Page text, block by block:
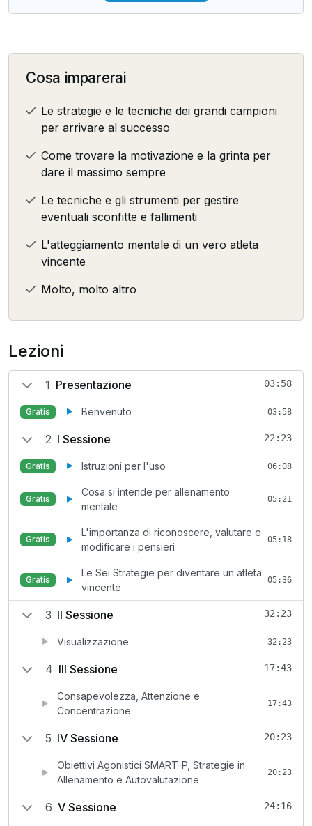
Cosa imparerai
Le strategie e le tecniche dei grandi campioni
per arrivare al successo
Come trovare la motivazione e la grinta per
dare il massimo sempre
Le tecniche e gli strumenti per gestire
eventuali sconfitte e fallimenti
L'atteggiamento mentale di un vero atleta
vincente
Molto, molto altro
Lezioni
1 Presentazione 03:58
Gratis Benvenuto 03:58
2 I Sessione 22:23
Gratis Istruzioni per l'uso 06:08
Gratis
Cosa si intende per allenamento
mentale
05:21
Gratis
L'importanza di riconoscere, valutare e
modificare i pensieri
05:18
Gratis
Le Sei Strategie per diventare un atleta
vincente
05:36
3 II Sessione 32:23
Visualizzazione 32:23
4 III Sessione 17:43
Consapevolezza, Attenzione e
Concentrazione
17:43
5 IV Sessione 20:23
Obiettivi Agonistici SMART-P, Strategie in
Allenamento e Autovalutazione
20:23
6 V Sessione 24:16